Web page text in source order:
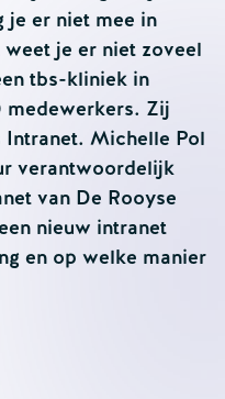
je er niet mee in
je er niet zoveel
tbs-kliniek in
medewerkers. Zij
Michelle Pol
verantwoordelijk
van De Rooyse
nieuw intranet
en op welke manier